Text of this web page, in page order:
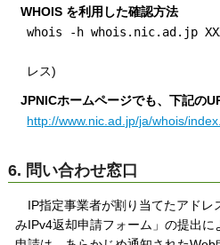
WHOIS を利用した確認方法
whois -h whois.nic.ad.jp
(IPネット
レス)
JPNICホームページでも、下記の
http://www.nic.ad.jp/ja/whois/
6. 問い合わせ窓口
IP指定事業者が割り当てたアドレ
みIPv4返却申請フォーム」の提出に